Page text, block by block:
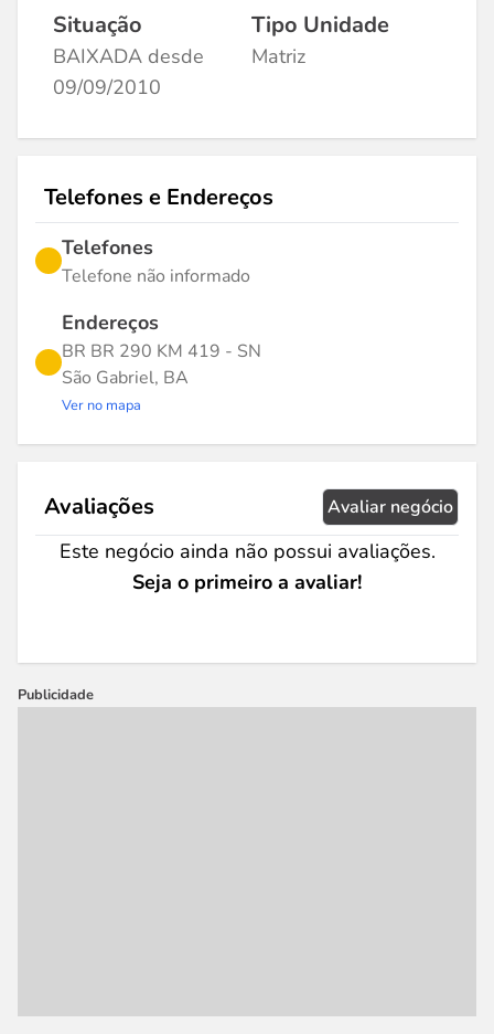
Situação
BAIXADA desde
09/09/2010
Tipo Unidade
Matriz
Telefones e Endereços
Telefones
Telefone não informado
Endereços
BR BR 290 KM 419 - SN
São Gabriel, BA
Ver no mapa
Avaliações Avaliar negócio
Este negócio ainda não possui avaliações.
Seja o primeiro a avaliar!
Publicidade